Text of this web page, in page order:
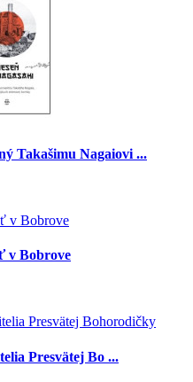
Takašimu Nagaiovi ...
v Bobrove
Presvätej Bo ...